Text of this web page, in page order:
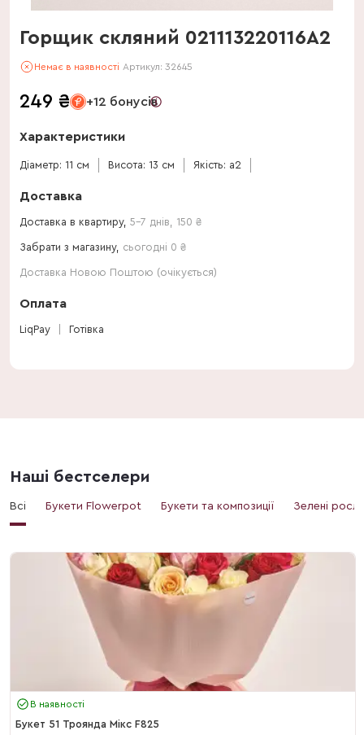
Горщик скляний 021113220116А2
Немає в наявності Артикул: 32645
249 ₴ +12 бонусів
Характеристики
Діаметр: 11 см Висота: 13 см Якість: a2
Доставка
Доставка в квартиру, 5-7 днів 150 ₴
Забрати з магазину, сьогодні 0 ₴
Доставка Новою Поштою (очікується)
Оплата
LiqPay Готівка
Наші бестселери
Всі Букети Flowerpot Букети та композиції Зелені
В наявності
Букет 51 Троянда Мікс F825